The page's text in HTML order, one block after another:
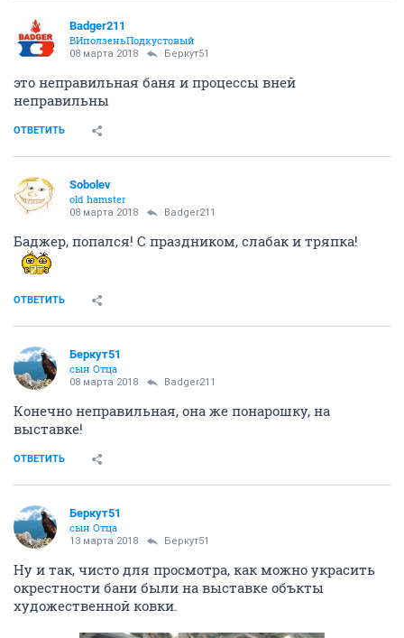
Badger211
ВИползеньПодкустовый
08 марта 2018 Беркут51
это неправильная баня и процессы вней
неправильны
ОТВЕТИТЬ
Sobolev
old hamster
08 марта 2018 Badger211
Баджер, попался! С праздником, слабак и тряпка!
ОТВЕТИТЬ
Беркут51
сын Отца
08 марта 2018 Badger211
Конечно неправильная, она же понарошку, на
выставке!
ОТВЕТИТЬ
Беркут51
сын Отца
13 марта 2018 Беркут51
Ну и так, чисто для просмотра, как можно украсить
окрестности бани были на выставке объкты
художественной ковки.